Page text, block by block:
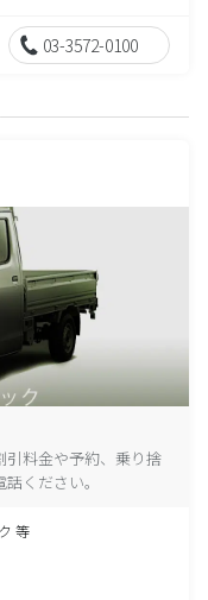
03-3572-0100
引料金や予約、乗り捨
ください。
等